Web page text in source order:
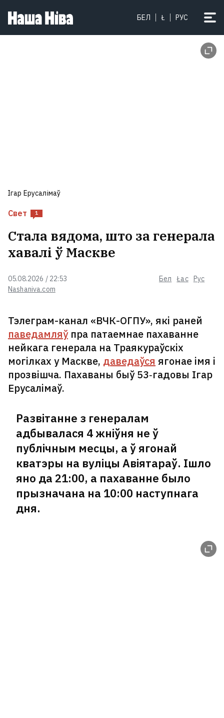
БЕЛ Ł РУС
Свет 1
Nashaniva.com
05.08.2026 / 22:53 Бел Łac Рус
Стала вядома, што за генерала
хавалі ў Маскве
Тэлеграм-канал «ВЧК-ОГПУ», які раней
паведамляўпра патаемнае пахаванне
нейкага генерала на Траякураўскіх
могілках у Маскве, даведаўся ягонае імя і
прозвішча. Пахаваны быў 53‑гадовы Ігар
Ерусалімаў.
Ігар Ерусалімаў
Развітанне з генералам
адбывалася 4 жніўня не ў
публічным месцы, а ў ягонай
кватэры на вуліцы Авіятараў. Ішло
яно да 21:00, а пахаванне было
прызначана на 10:00 наступнага
дня.